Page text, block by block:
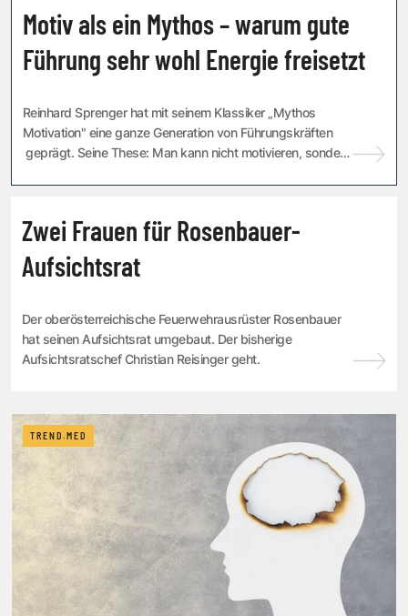
MENTAL PERFORMANCE
Motiv als ein Mythos – warum gute
Führung sehr wohl Energie freisetzt
Reinhard Sprenger hat mit seinem Klassiker „Mythos
Motivation" eine ganze Generation von Führungskräften
geprägt. Seine These: Man kann nicht motivieren, sondern
KARRIERE
Zwei Frauen für Rosenbauer-
Aufsichtsrat
Der oberösterreichische Feuerwehrausrüster Rosenbauer
hat seinen Aufsichtsrat umgebaut. Der bisherige
Aufsichtsratschef Christian Reisinger geht.
TREND.MED